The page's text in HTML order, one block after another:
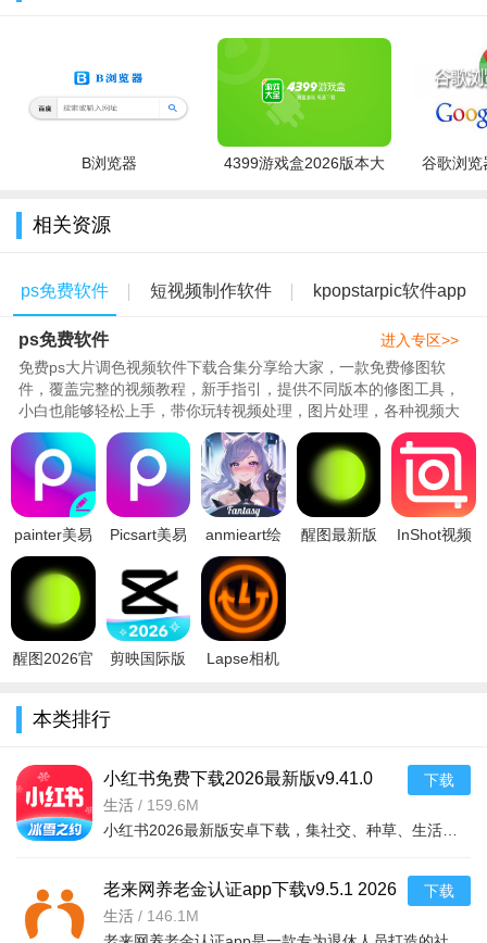
3、使用抠图功能，保留你想要加入的人物或物品。如果是人
物的话可以使用只能选区快速选择，也可以使用画笔放大图片调
整选区的细节。
4、完成后确认导入图片，调整图片的位置和大小与背景底图
融合即可完成抠图和合成了。
醒图2026官方最新版：修图必备的10款神级搭档
序号 软件名称 核心优势（一句话）
1 抖音修图 一键套用热门滤镜，紧跟潮流不落伍
2
照片矢量化 图片转高清矢量，放大百倍不模糊
5 诗绘问卷
动态相册制作 照片一键变视频，配乐转场全自动
8 人像精修助手 肤色发丝细节优化，质感媲美影楼
B浏览器
4399游戏盒2026版本大
谷歌浏览
相关资源
ps免费软件 短视频制作软件 kpopstarpic软件app
ps免费软件
免费ps大片调色视频软件下载合集分享给大家，一款免费修图软
件，覆盖完整的视频教程，新手指引，提供不同版本的修图工具，
小白也能够轻松上手，带你玩转视频处理，图片处理，各种视频大
片轻松完成，呈现更好的视频效..
进入专区>>
painter美易
照片编辑下
载官方2026
最新版v29
Picsart美易
方免费版
v29.1.6最新
anmieart绘
画软件汉化
最新版
v4.0.4 安卓
版
醒图最新版
InShot视频
醒图2026官
2026手机版
剪映国际版
2026v18.1.0
Lapse相机
本类排行
小红书免费下载2026最新版v9.41.0
2026安卓版
生活 / 159.6M
下载
老来网养老金认证app下载v9.5.1 2026
手机版
生活 / 146.1M
下载